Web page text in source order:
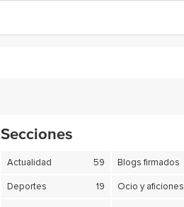
Secciones
Actualidad 59 Blogs firmados
Deportes 19 Ocio y aficiones